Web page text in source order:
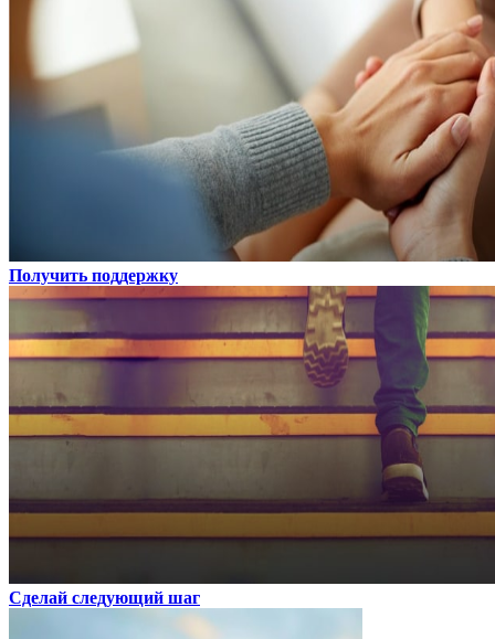
Получить поддержку
Сделай следующий шаг